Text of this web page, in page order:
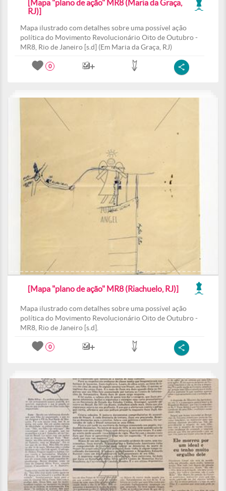
[Mapa "plano de ação" MR8 (Maria da Graça,
RJ)]
Mapa ilustrado com detalhes sobre uma possível ação
política do Movimento Revolucionário Oito de Outubro -
MR8, Rio de Janeiro [s.d] (Em Maria da Graça, RJ)
0
[Mapa "plano de ação" MR8 (Riachuelo, RJ)]
Mapa ilustrado com detalhes sobre uma possível ação
política do Movimento Revolucionário Oito de Outubro -
MR8, Rio de Janeiro [s.d].
0